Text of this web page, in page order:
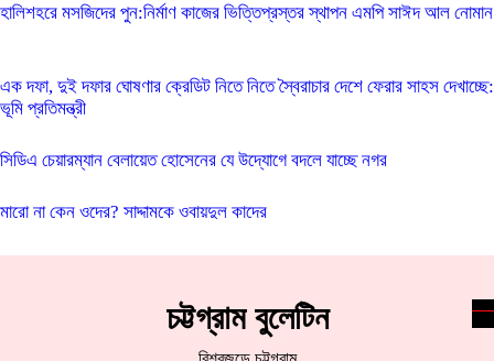
হালিশহরে মসজিদের পুন:নির্মাণ কাজের ভিত্তিপ্রস্তর স্থাপন এমপি সাঈদ আল নোমান
এক দফা, দুই দফার ঘোষণার ক্রেডিট নিতে নিতে স্বৈরাচার দেশে ফেরার সাহস দেখাচ্ছে:
ভূমি প্রতিমন্ত্রী
সিডিএ চেয়ারম্যান বেলায়েত হোসেনের যে উদ্যোগে বদলে যাচ্ছে নগর
মারো না কেন ওদের? সাদ্দামকে ওবায়দুল কাদের
চট্টগ্রাম বুলেটিন